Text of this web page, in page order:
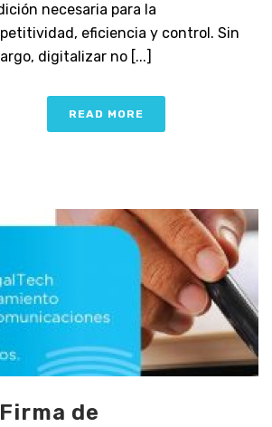
necesaria para la
eficiencia y control. Sin
digitalizar no [...]
READ MORE
Firma de